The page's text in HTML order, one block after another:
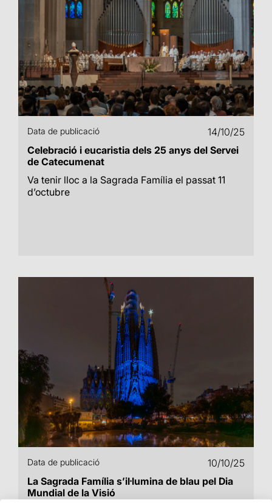
Data de publicació
14/10/25
Celebració i eucaristia dels 25 anys del Servei
de Catecumenat
Va tenir lloc a la Sagrada Família el passat 11
d’octubre
Data de publicació
10/10/25
La Sagrada Família s’il·lumina de blau pel Dia
Mundial de la Visió